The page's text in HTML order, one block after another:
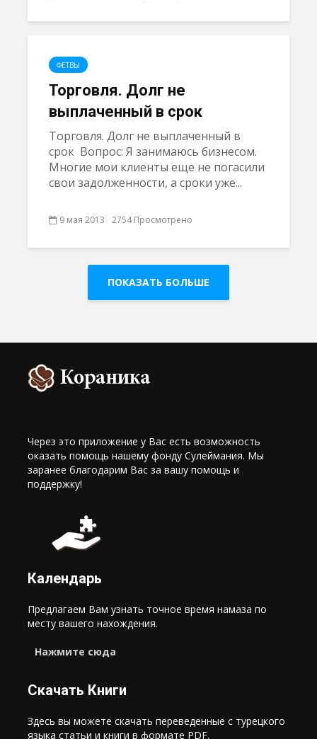
ФЕТВЫ
Торговля. Долг не
выплаченный в срок
Торговля. Долг не выплаченный в
срок Вопрос: Я занимаюсь бизнесом.
Многие мои клиенты еще не погасили
свои задолженности, а сроки уже...
9 мая 2013 2754 Просмотрено
ПОКАЗАТЬ БОЛЬШЕ
Через это приложение у Вас есть возможность
оказать помощь нашему фонду Сулеймания. Мы
заранее благодарим Вас за вашу помощь и
поддержку!
Календарь
Предлагаем Вам узнать точное время намаза по
месту вашего нахождения.
Нажмите сюда
Скачать Книги
Здесь вы можете скачать переведенные с турецкого
языка статьи и книги в формате PDF.